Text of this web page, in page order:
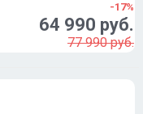
-17%
64 990 руб.
77 990 руб.